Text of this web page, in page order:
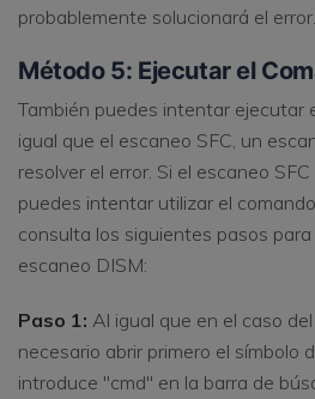
probablemente solucionará el error.
Método 5: Ejecutar el
También puedes intentar ejecutar
igual que el escaneo SFC, un
resolver el error. Si el escaneo
puedes intentar utilizar el
consulta los siguientes pasos
escaneo DISM:
Paso 1: Al igual que en el caso
necesario abrir primero el símbolo
introduce "cmd" en la barra de